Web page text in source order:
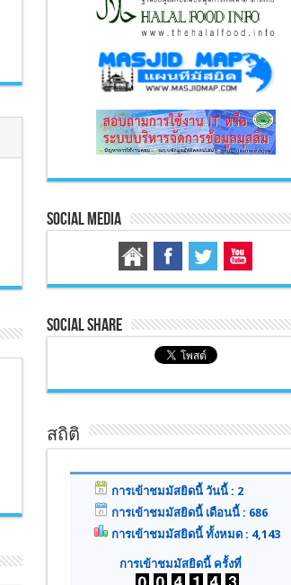
Social Media
Social Share
สถิติ
การเข้าชมมัสยิดนี้ วันนี้ : 2
การเข้าชมมัสยิดนี้ เดือนนี้ : 686
การเข้าชมมัสยิดนี้ ทั้งหมด : 4,143
การเข้าชมมัสยิดนี้ ครั้งที่